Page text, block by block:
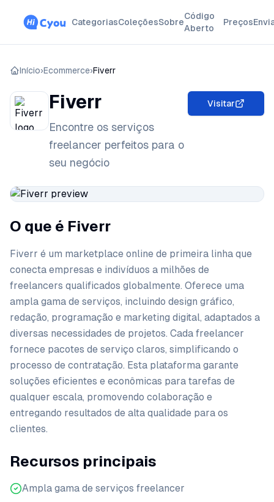
CategoriasColeçõesSobre
Código
Aberto
Preços
Início›Ecommerce›Fiverr
Fiverr
Encontre os serviços
freelancer perfeitos para o
seu negócio
Visitar
O que é Fiverr
Fiverr é um marketplace online de primeira linha que
conecta empresas e indivíduos a milhões de
freelancers qualificados globalmente. Oferece uma
ampla gama de serviços, incluindo design gráfico,
redação, programação e marketing digital, adaptados a
diversas necessidades de projetos. Cada freelancer
fornece pacotes de serviço claros, simplificando o
processo de contratação. Esta plataforma garante
soluções eficientes e econômicas para tarefas de
qualquer escala, promovendo colaboração e
entregando resultados de alta qualidade para os
clientes.
Recursos principais
Ampla gama de serviços freelancer